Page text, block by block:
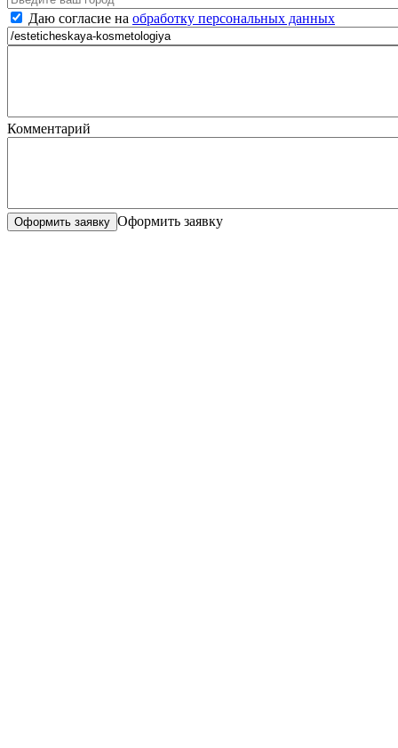
Даю согласие на обработку персональных данных
Комментарий
Оформить заявку